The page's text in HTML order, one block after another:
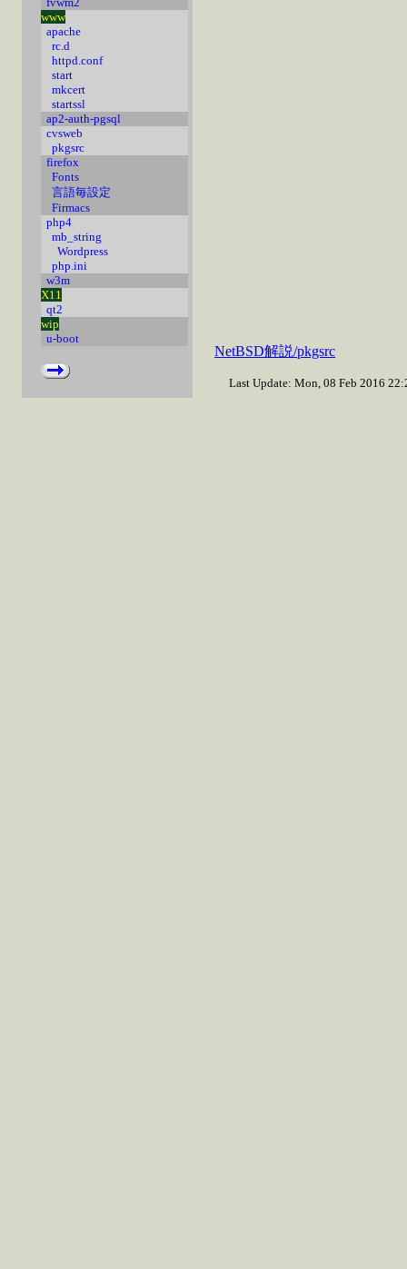
www
apache
rc.d
httpd.conf
start
mkcert
startssl
ap2-auth-pgsql
cvsweb
pkgsrc
firefox
Fonts
言語毎設定
Firmacs
php4
mb_string
Wordpress
php.ini
w3m
X11
qt2
wip
u-boot
NetBSD解説/pkgsrc
Last Update: Mon, 08 Feb 2016